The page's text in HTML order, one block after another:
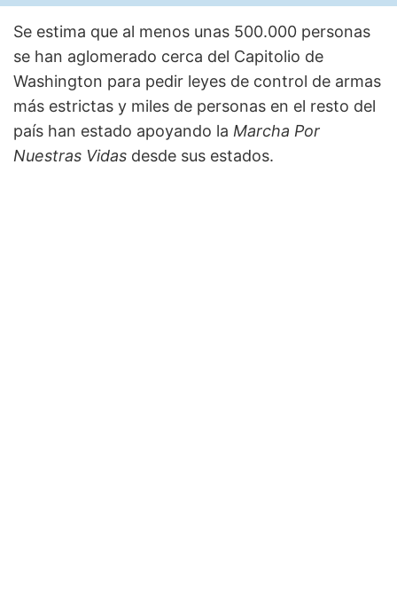
Se estima que al menos unas 500.000 personas
se han aglomerado cerca del Capitolio de
Washington para pedir leyes de control de armas
más estrictas y miles de personas en el resto del
país han estado apoyando la Marcha Por
Nuestras Vidas desde sus estados.